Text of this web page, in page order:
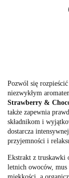
Pozwól się
niezwykłym
Strawberry &
także zapewnia
składnikom i
dostarcza
przyjemności i
Ekstrakt z truskawki
letnich owoców,